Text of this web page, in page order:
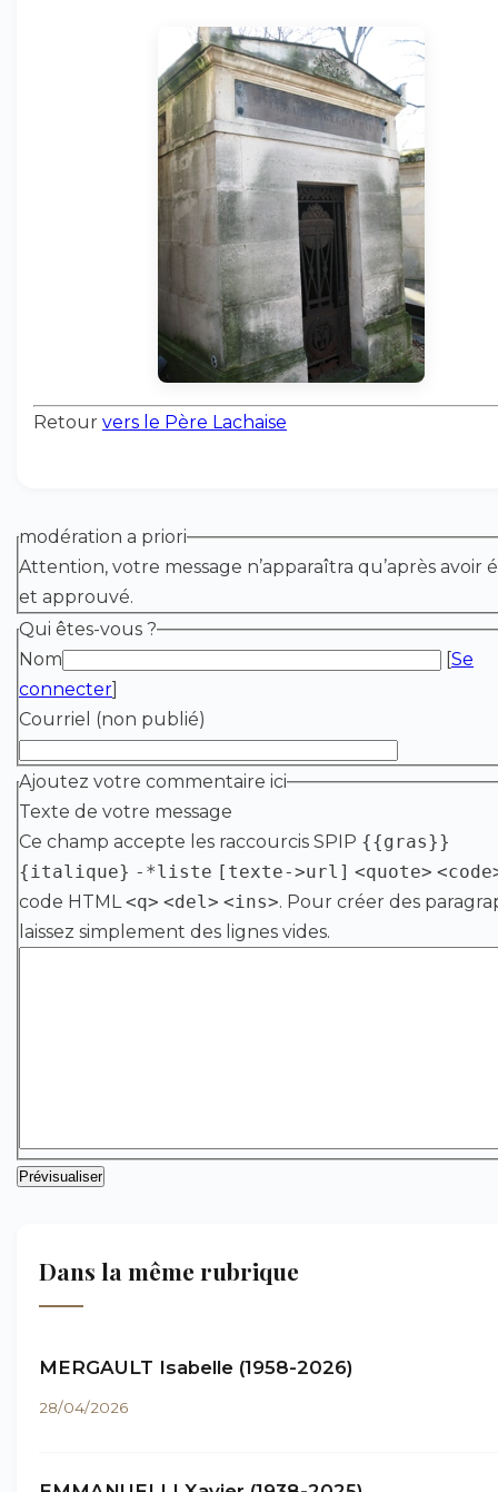
Retour vers le Père Lachaise
modération a priori
Attention, votre message n’apparaîtra qu’après avoir
et approuvé.
Qui êtes-vous ?
Nom
[Se
connecter]
Courriel (non publié)
Ajoutez votre commentaire ici
Texte de votre message
Ce champ accepte les raccourcis SPIP {{gras}}
{italique} -*liste [texte->url] <quote>
code HTML<q> <del> <ins>. Pour créer des
laissez simplement des lignes vides.
Dans la même rubrique
MERGAULT Isabelle (1958-2026)
28/04/2026